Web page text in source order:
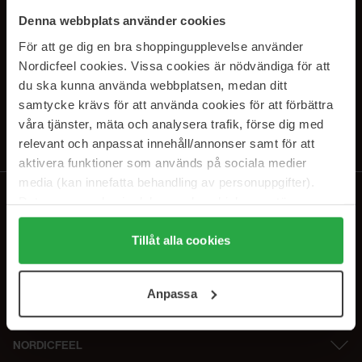
Denna webbplats använder cookies
För att ge dig en bra shoppingupplevelse använder
Nordicfeel cookies. Vissa cookies är nödvändiga för att
du ska kunna använda webbplatsen, medan ditt
samtycke krävs för att använda cookies för att förbättra
våra tjänster, mäta och analysera trafik, förse dig med
relevant och anpassat innehåll/annonser samt för att
aktivera funktioner som används på sociala medier
media (kan innefatta behandling av personuppgifter).
Genom att trycka på "Tillåt alla cookies" accepterar du
alla cookies, medan du under "Detaljer" kan anpassa
användningen av cookies. Du kan när som helst återkalla
samt vår Integritetspolicy.
Tillåt alla cookies
Anpassa
SUBSCRIBE TO OUR
NEWSLETTER
E-postadresse
Ved å abonnere godtar du vårpersonvernerklæring. Du kan melde deg
NORDICFEEL